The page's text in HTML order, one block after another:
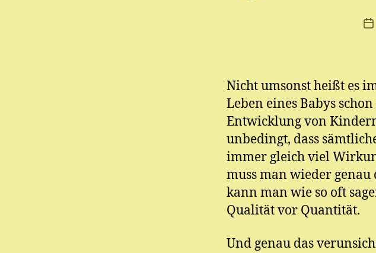
Nicht umsonst heißt es
Leben eines Babys
Entwicklung von
unbedingt, dass
immer gleich viel
muss man wieder
kann man wie so oft
Qualität vor Quantität.
Und genau das